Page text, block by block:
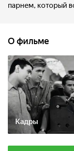
парнем, который
его проводить.
О фильме
Кадры